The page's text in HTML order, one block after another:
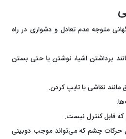
متوجه عدم تعادل و دشواری در راه
برداشتن اشیا، نوشتن یا حتی بستن
مانند نقاشی یا تایپ کردن.
قابل کنترل نیست.
حرکات چشم که می‌تواند موجب دوبینی